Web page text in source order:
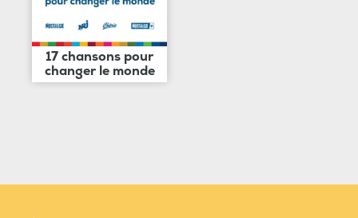
17 chansons pour
changer le monde